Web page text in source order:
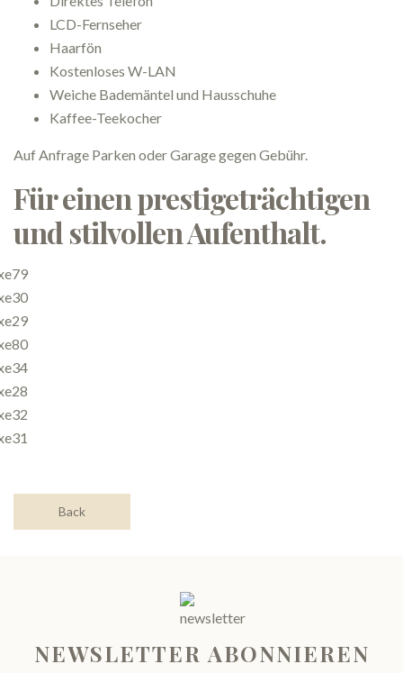
LCD-Fernseher
Haarfön
Kostenloses W-LAN
Weiche Bademäntel und Hausschuhe
Kaffee-Teekocher
Auf Anfrage Parken oder Garage gegen Gebühr.
Für einen prestigeträchtigen
und stilvollen Aufenthalt.
Back
NEWSLETTER ABONNIEREN